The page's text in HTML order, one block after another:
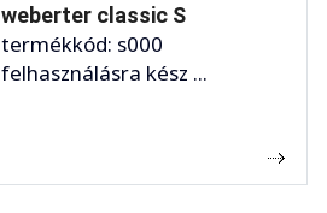
weberter classic S
termékkód: s000
felhasználásra kész ...